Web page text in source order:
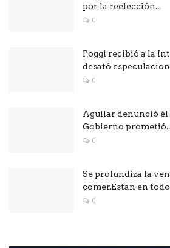
por la reelección...
0
Poggi recibió a la
desató
0
Aguilar denunció él
Gobierno
0
Se profundiza la
comer.Estan en
0